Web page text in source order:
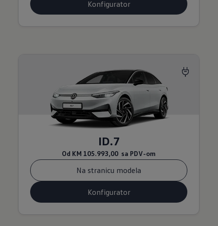
Konfigurator
ID.7
Od KM 105.993,00 sa PDV-om
Na stranicu modela
Konfigurator